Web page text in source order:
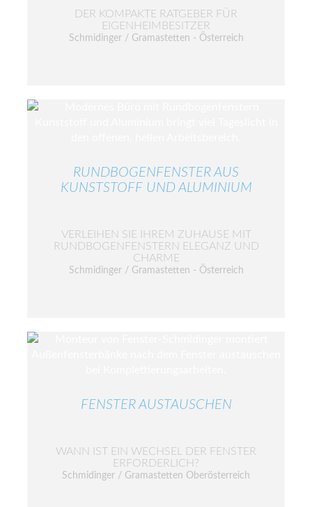
DER KOMPAKTE RATGEBER FÜR
EIGENHEIMBESITZER
Schmidinger / Gramastetten - Österreich
RUNDBOGENFENSTER AUS
KUNSTSTOFF UND ALUMINIUM
VERLEIHEN SIE IHREM ZUHAUSE MIT
RUNDBOGENFENSTERN ELEGANZ UND
CHARME
Schmidinger / Gramastetten - Österreich
FENSTER AUSTAUSCHEN
WANN IST EIN WECHSEL DER FENSTER
ERFORDERLICH?
Schmidinger / Gramastetten Oberösterreich